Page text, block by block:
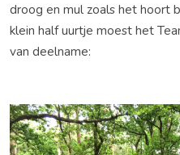
droog en mul zoals het hoort
klein half uurtje moest het
van deelname: